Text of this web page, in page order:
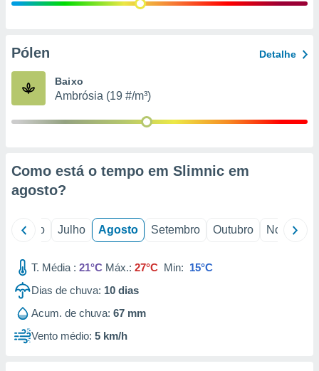
e
de
Pólen Detalhe
Baixo
Ambrósia (19 #/m³)
Como está o tempo em Slimnic em
agosto?
Junho Julho Agosto Setembro Outubro Novembro
T. Média : 21°C Máx.: 27°C Min: 15°C
Dias de chuva: 10 dias
Acum. de chuva: 67 mm
Vento médio: 5 km/h